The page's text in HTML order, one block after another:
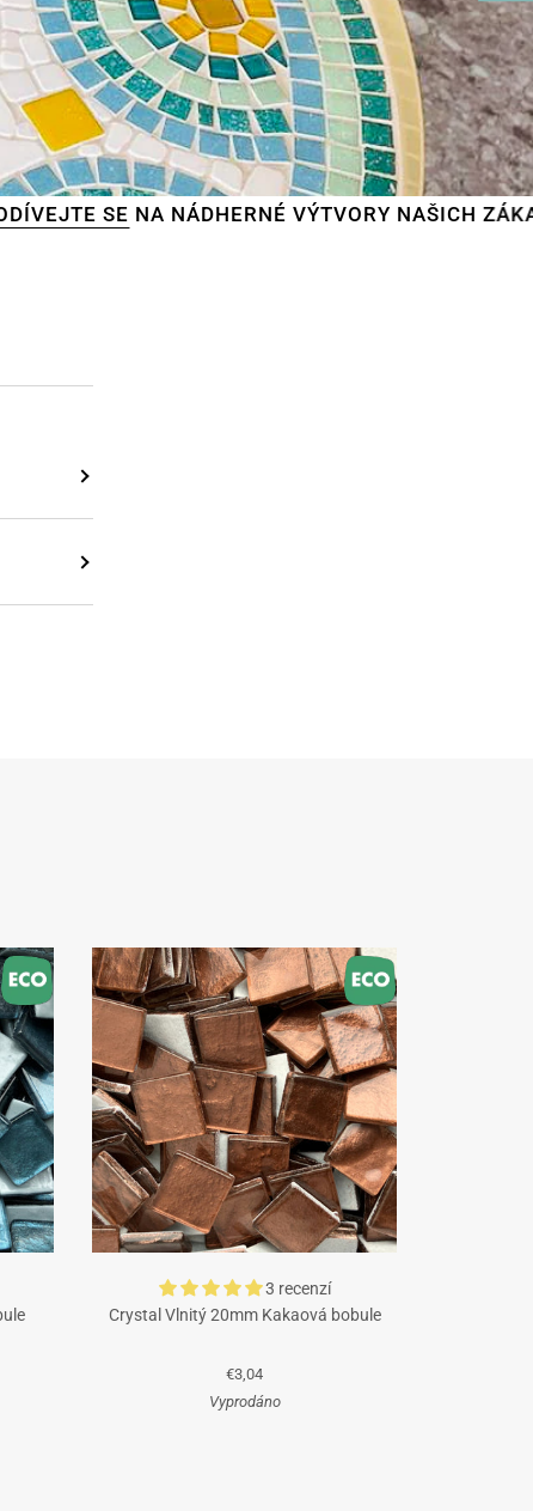
VÝTVORY NAŠICH ZÁKAZNÍKŮ
3 recenzí
Crystal Vlnitý 20mm Kakaová bobule
€3,04
Vyprodáno